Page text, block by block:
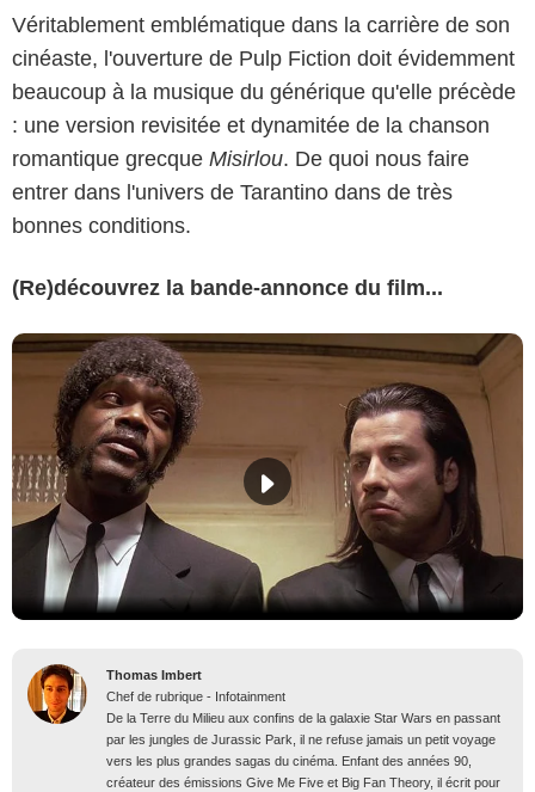
Véritablement emblématique dans la carrière de son
cinéaste, l'ouverture de Pulp Fiction doit évidemment
beaucoup à la musique du générique qu'elle précède
: une version revisitée et dynamitée de la chanson
romantique grecque Misirlou. De quoi nous faire
entrer dans l'univers de Tarantino dans de très
bonnes conditions.
(Re)découvrez la bande-annonce du film...
Thomas Imbert
Chef de rubrique - Infotainment
De la Terre du Milieu aux confins de la galaxie Star Wars en passant
par les jungles de Jurassic Park, il ne refuse jamais un petit voyage
vers les plus grandes sagas du cinéma. Enfant des années 90,
créateur des émissions Give Me Five et Big Fan Theory, il écrit pour